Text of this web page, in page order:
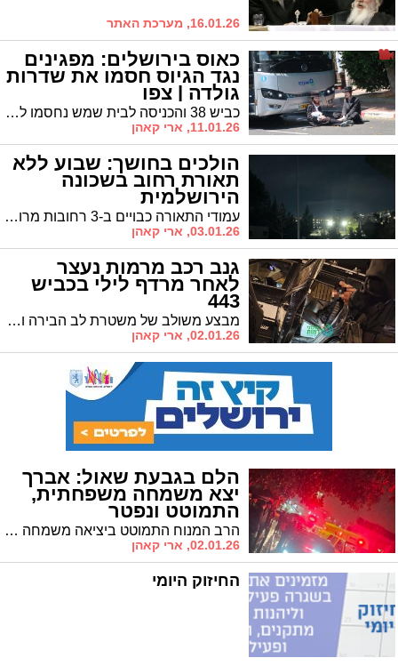
16.01.26, מערכת האתר
כאוס בירושלים: מפגינים
נגד הגיוס חסמו את שדרות
גולדה | צפו
כביש 38 והכניסה לבית שמש נחסמו לתנועה • המחאה מתרחשת על רקע מעצר תלמידי ישיבות - ימים לאחר מות הבחור יוסף אייזנטל ז"ל
11.01.26, ארי קאהן
הולכים בחושך: שבוע ללא
תאורת רחוב בשכונה
הירושלמית
עמודי התאורה כבויים ב-3 רחובות מרובי דיירים • למרות פניות למוקד העירוני והבטחה לטיפול – המפגע נמשך
03.01.26, ארי קאהן
גנב רכב מרמות נעצר
לאחר מרדף לילי בכביש
443
מבצע משולב של משטרת לב הבירה ומודיעין עילית הסתיים במעצר סמוך למכבים • וגם: השעות המפתיעות בהן בוחרים לגנוב רכבים
02.01.26, ארי קאהן
הלם בגבעת שאול: אברך
יצא משמחה משפחתית,
התמוטט ונפטר
הרב המנוח התמוטט ביציאה משמחה משפחתית בבית שמש ופונה לשערי צדק • מסע הלוויה יתקיים היום בירושלים
02.01.26, ארי קאהן
החיזוק היומי